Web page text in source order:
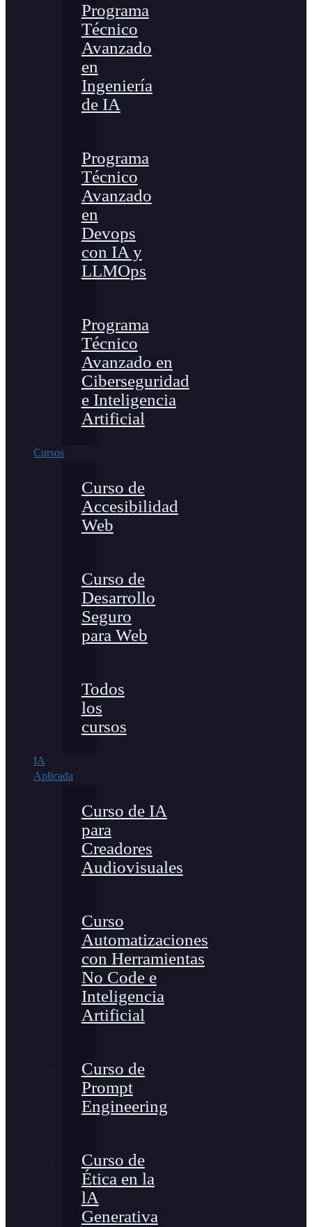
Programa
Técnico
Avanzado
en
Ingeniería
de IA
Programa
Técnico
Avanzado
en
Devops
con IA y
LLMOps
Programa
Técnico
Avanzado en
Ciberseguridad
e Inteligencia
Artificial
Cursos
Curso de
Accesibilidad
Web
Curso de
Desarrollo
Seguro
para Web
Todos
los
cursos
IA
Aplicada
Curso de IA
para
Creadores
Audiovisuales
Curso
Automatizaciones
con Herramientas
No Code e
Inteligencia
Artificial
Curso de
Prompt
Engineering
Curso de
Ética en la
lA
Generativa